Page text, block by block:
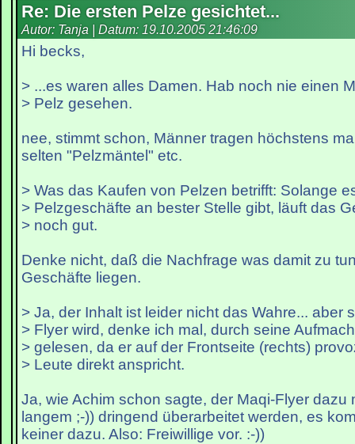
Re: Die ersten Pelze gesichtet...
Autor: Tanja | Datum: 19.10.2005 21:46:09
Hi becks,
> ...es waren alles Damen. Hab noch nie einen
> Pelz gesehen.
nee, stimmt schon, Männer tragen höchstens
selten "Pelzmäntel" etc.
> Was das Kaufen von Pelzen betrifft: Solange
> Pelzgeschäfte an bester Stelle gibt, läuft das
> noch gut.
Denke nicht, daß die Nachfrage was damit zu
Geschäfte liegen.
> Ja, der Inhalt ist leider nicht das Wahre... aber
> Flyer wird, denke ich mal, durch seine
> gelesen, da er auf der Frontseite (rechts)
> Leute direkt anspricht.
Ja, wie Achim schon sagte, der Maqi-Flyer dazu
langem ;-)) dringend überarbeitet werden, es
keiner dazu. Also: Freiwillige vor. :-))